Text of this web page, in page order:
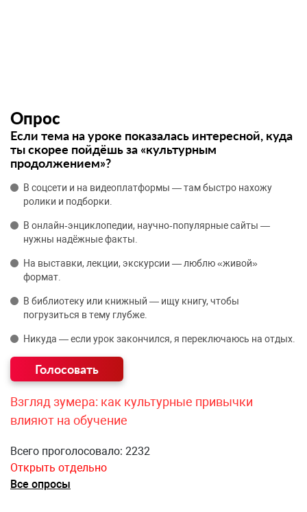
Опрос
Если тема на уроке показалась интересной, куда
ты скорее пойдёшь за «культурным
продолжением»?
В соцсети и на видеоплатформы — там быстро нахожу
ролики и подборки.
В онлайн‑энциклопедии, научно‑популярные сайты —
нужны надёжные факты.
На выставки, лекции, экскурсии — люблю «живой»
формат.
В библиотеку или книжный — ищу книгу, чтобы
погрузиться в тему глубже.
Никуда — если урок закончился, я переключаюсь на отдых.
Взгляд зумера: как культурные привычки
влияют на обучение
Всего проголосовало: 2232
Открыть отдельно
Все опросы